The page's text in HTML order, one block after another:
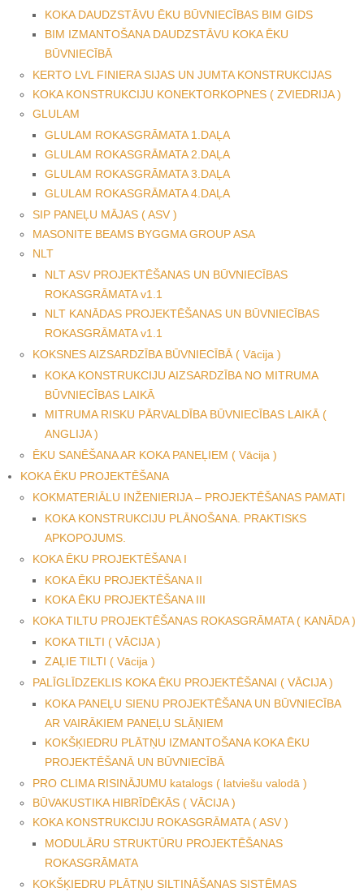
KOKA DAUDZSTĀVU ĒKU BŪVNIECĪBAS BIM GIDS
BIM IZMANTOŠANA DAUDZSTĀVU KOKA ĒKU
BŪVNIECĪBĀ
KERTO LVL FINIERA SIJAS UN JUMTA KONSTRUKCIJAS
KOKA KONSTRUKCIJU KONEKTORKOPNES ( ZVIEDRIJA )
GLULAM
GLULAM ROKASGRĀMATA 1.DAĻA
GLULAM ROKASGRĀMATA 2.DAĻA
GLULAM ROKASGRĀMATA 3.DAĻA
GLULAM ROKASGRĀMATA 4.DAĻA
SIP PANEĻU MĀJAS ( ASV )
MASONITE BEAMS BYGGMA GROUP ASA
NLT
NLT ASV PROJEKTĒŠANAS UN BŪVNIECĪBAS
ROKASGRĀMATA v1.1
NLT KANĀDAS PROJEKTĒŠANAS UN BŪVNIECĪBAS
ROKASGRĀMATA v1.1
KOKSNES AIZSARDZĪBA BŪVNIECĪBĀ ( Vācija )
KOKA KONSTRUKCIJU AIZSARDZĪBA NO MITRUMA
BŪVNIECĪBAS LAIKĀ
MITRUMA RISKU PĀRVALDĪBA BŪVNIECĪBAS LAIKĀ (
ANGLIJA )
ĒKU SANĒŠANA AR KOKA PANEĻIEM ( Vācija )
KOKA ĒKU PROJEKTĒŠANA
KOKMATERIĀLU INŽENIERIJA – PROJEKTĒŠANAS PAMATI
KOKA KONSTRUKCIJU PLĀNOŠANA. PRAKTISKS
APKOPOJUMS.
KOKA ĒKU PROJEKTĒŠANA I
KOKA ĒKU PROJEKTĒŠANA II
KOKA ĒKU PROJEKTĒŠANA III
KOKA TILTU PROJEKTĒŠANAS ROKASGRĀMATA ( KANĀDA )
KOKA TILTI ( VĀCIJA )
ZAĻIE TILTI ( Vācija )
PALĪGLĪDZEKLIS KOKA ĒKU PROJEKTĒŠANAI ( VĀCIJA )
KOKA PANEĻU SIENU PROJEKTĒŠANA UN BŪVNIECĪBA
AR VAIRĀKIEM PANEĻU SLĀŅIEM
KOKŠĶIEDRU PLĀTŅU IZMANTOŠANA KOKA ĒKU
PROJEKTĒŠANĀ UN BŪVNIECĪBĀ
PRO CLIMA RISINĀJUMU katalogs ( latviešu valodā )
BŪVAKUSTIKA HIBRĪDĒKĀS ( VĀCIJA )
KOKA KONSTRUKCIJU ROKASGRĀMATA ( ASV )
MODULĀRU STRUKTŪRU PROJEKTĒŠANAS
ROKASGRĀMATA
KOKŠĶIEDRU PLĀTŅU SILTINĀŠANAS SISTĒMAS